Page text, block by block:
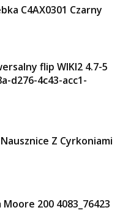
C4AX0301 Czarny
flip WIKI2 4.7-5
d276-4c43-acc1-
Z Cyrkoniami
200 4083_76423